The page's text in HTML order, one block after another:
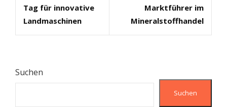
Tag für innovative
Landmaschinen
Marktführer im
Mineralstoffhandel
Suchen
Suchen